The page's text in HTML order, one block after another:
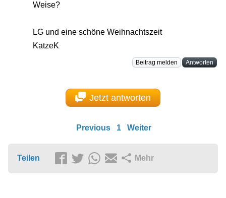
Weise?
LG und eine schöne Weihnachtszeit
KatzeK
Beitrag melden Antworten
Jetzt antworten
Previous 1 Weiter
Teilen Mehr